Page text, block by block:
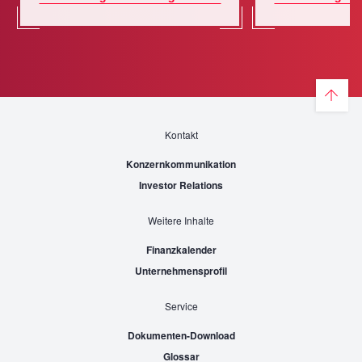
Kontakt
Konzernkommunikation
Investor Relations
Weitere Inhalte
Finanzkalender
Unternehmensprofil
Service
Dokumenten-Download
Glossar